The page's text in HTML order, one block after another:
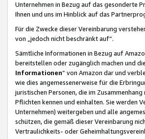
Unternehmen in Bezug auf das gesonderte
Ihnen und uns im Hinblick auf das
Für die Zwecke dieser Vereinbarung
von „jedoch nicht beschränkt auf“.
Sämtliche Informationen in Bezug auf
bereitstellen oder zugänglich machen und
Informationen“ von Amazon dar und
wie dies angemessenerweise für die
juristischen Personen, die im
Pflichten kennen und einhalten. Sie werden
Unternehmen) weitergeben und alle
schützen, die gemäß dieser Vereinbarung
Vertraulichkeits- oder